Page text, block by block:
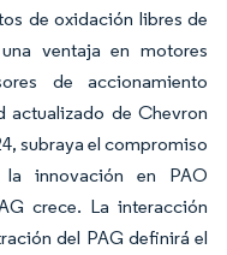
de oxidación libres de
ventaja en motores
de accionamiento
de Chevron
subraya el compromiso
innovación en PAO
crece. La interacción
del PAG definirá el